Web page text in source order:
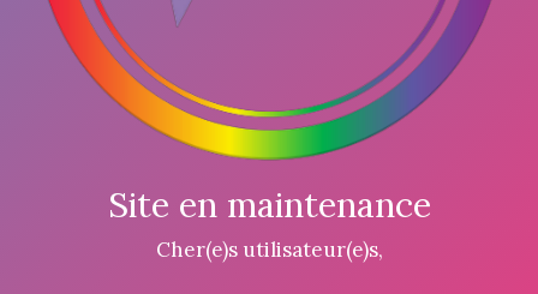
Site en maintenance
Cher(e)s utilisateur(e)s,